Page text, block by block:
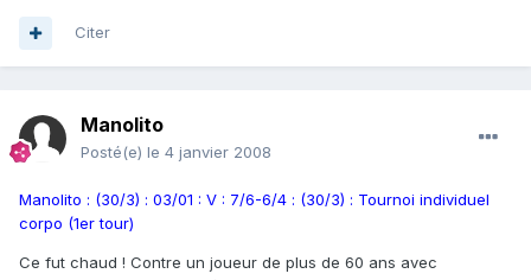
Citer
Manolito
Posté(e) le 4 janvier 2008
Manolito : (30/3) : 03/01 : V : 7/6-6/4 : (30/3) : Tournoi individuel
corpo (1er tour)
Ce fut chaud ! Contre un joueur de plus de 60 ans avec